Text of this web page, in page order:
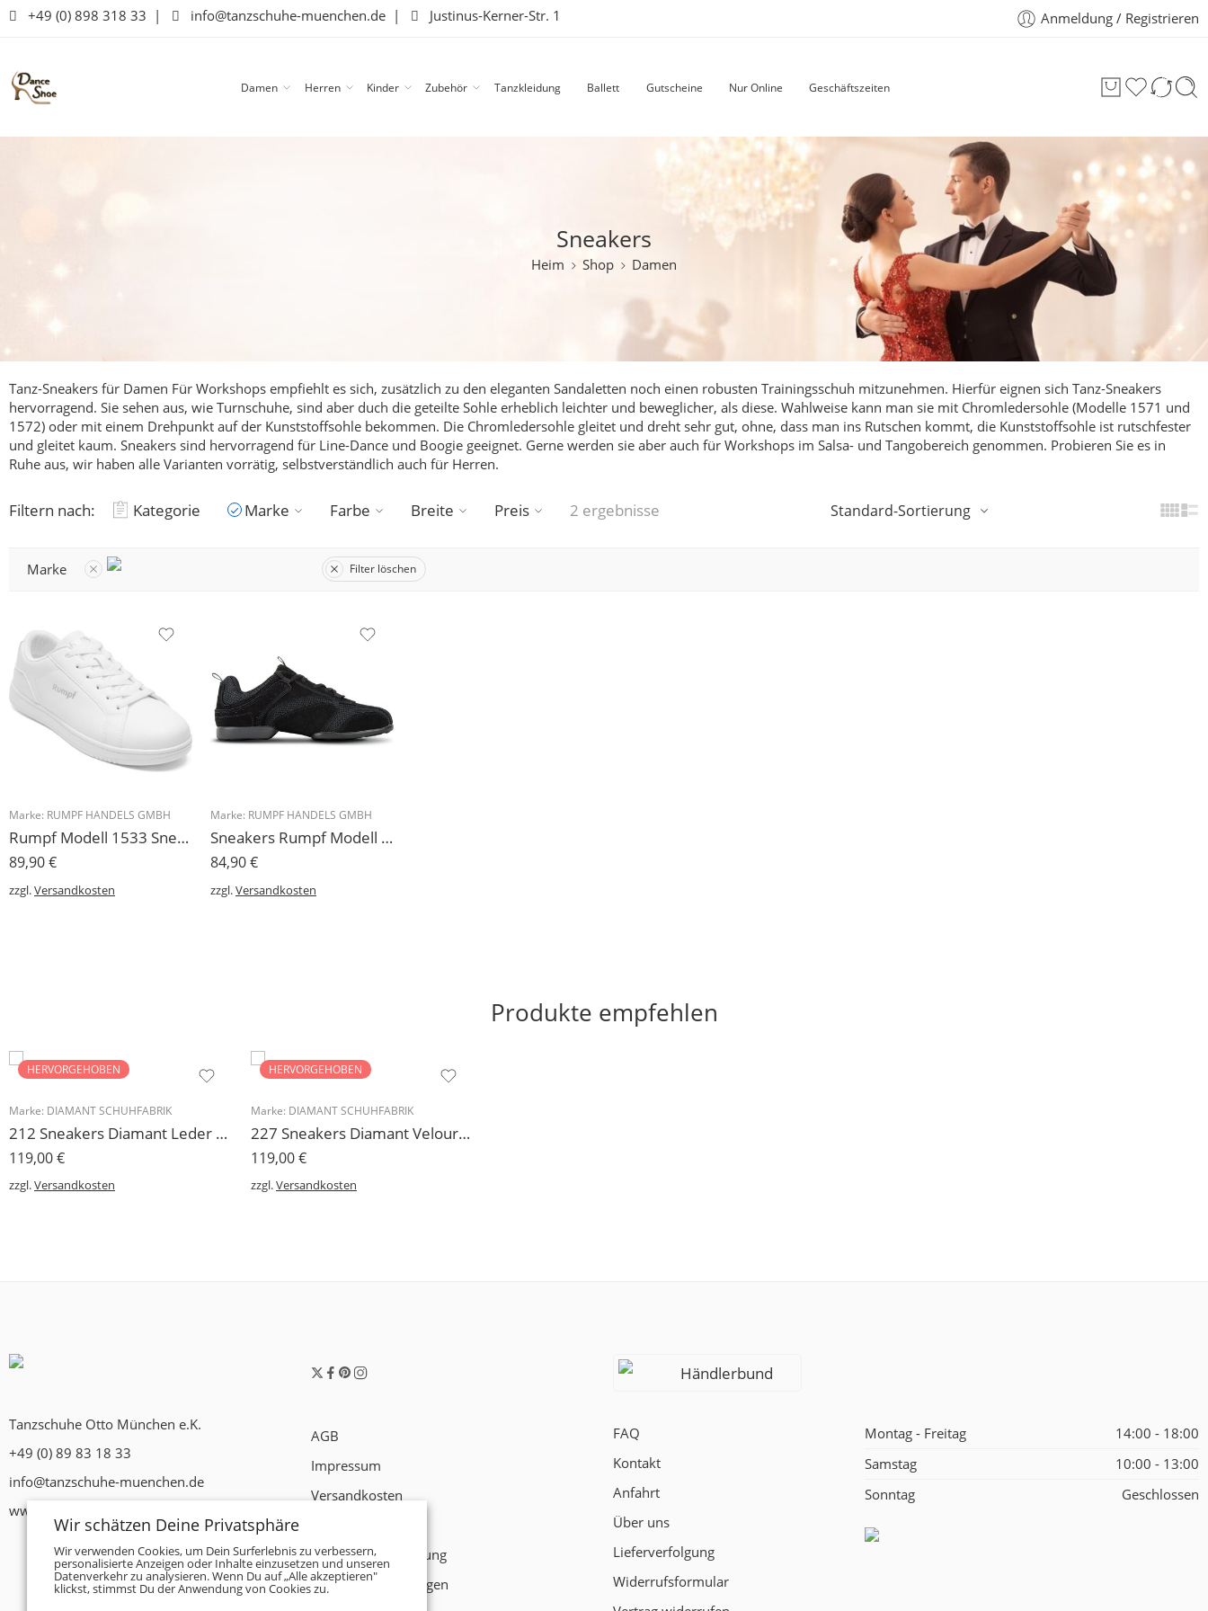
+49 (0) 898 318 33 | info@tanzschuhe-muenchen.de | Justinus-Kerner-Str. 1 Anmeldung / Registrieren
Damen Herren Kinder Zubehör Tanzkleidung Ballett Gutscheine Nur Online Geschäftszeiten
Sneakers
Heim Shop Damen
Tanz-Sneakers für Damen Für Workshops empfiehlt es sich, zusätzlich zu den eleganten Sandaletten noch einen robusten Trainingsschuh mitzunehmen. Hierfür eignen sich Tanz-Sneakers
hervorragend. Sie sehen aus, wie Turnschuhe, sind aber duch die geteilte Sohle erheblich leichter und beweglicher, als diese. Wahlweise kann man sie mit Chromledersohle (Modelle 1571 und
1572) oder mit einem Drehpunkt auf der Kunststoffsohle bekommen. Die Chromledersohle gleitet und dreht sehr gut, ohne, dass man ins Rutschen kommt, die Kunststoffsohle ist rutschfester
und gleitet kaum. Sneakers sind hervorragend für Line-Dance und Boogie geeignet. Gerne werden sie aber auch für Workshops im Salsa- und Tangobereich genommen. Probieren Sie es in
Ruhe aus, wir haben alle Varianten vorrätig, selbstverständlich auch für Herren.
Filtern nach: Kategorie Marke Farbe Breite Preis 2 ergebnisse Standard-Sortierung
Marke Filter löschen
Marke: RUMPF HANDELS GMBH
Rumpf Modell 1533 Sneaker mit durchgehender drehfreudiger Kunststoffsohle
89,90€
zzgl.Versandkosten
Marke: RUMPF HANDELS GMBH
Sneakers Rumpf Modell 1566
84,90€
zzgl.Versandkosten
Produkte empfehlen
HERVORGEHOBEN
Marke: DIAMANT SCHUHFABRIK
212 Sneakers Diamant Leder weiss, drehfreudige Kunststoffsohle
119,00€
zzgl.Versandkosten
HERVORGEHOBEN
Marke: DIAMANT SCHUHFABRIK
227 Sneakers Diamant Veloursleder hellgrau, drehfreudige Kunststoffsohle
119,00€
zzgl.Versandkosten
Tanzschuhe Otto München e.K.
+49 (0) 89 83 18 33
info@tanzschuhe-muenchen.de
www.tanzschuhe-muenchen.de
AGB
Impressum
Versandkosten
Datenschutzerklärung
Zahlungsbedingungen
Händlerbund
FAQ
Kontakt
Anfahrt
Über uns
Lieferverfolgung
Widerrufsformular
Montag - Freitag
14:00 - 18:00
Samstag
10:00 - 13:00
Sonntag
Geschlossen
Wir schätzen Deine Privatsphäre
Wir verwenden Cookies, um Dein Surferlebnis zu verbessern,
personalisierte Anzeigen oder Inhalte einzusetzen und unseren
Datenverkehr zu analysieren. Wenn Du auf „Alle akzeptieren"
klickst, stimmst Du der Anwendung von Cookies zu.